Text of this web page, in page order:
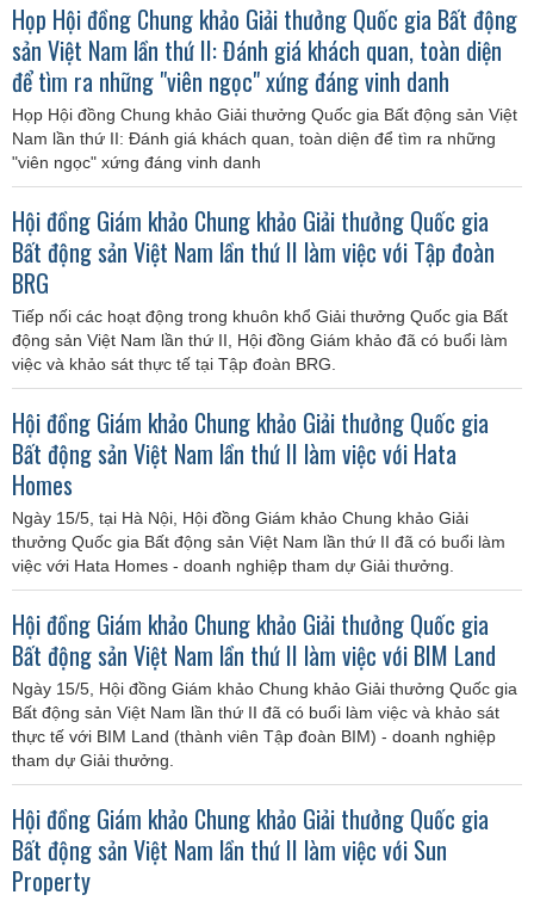
Họp Hội đồng Chung khảo Giải thưởng Quốc gia Bất động
sản Việt Nam lần thứ II: Đánh giá khách quan, toàn diện
để tìm ra những "viên ngọc" xứng đáng vinh danh
Họp Hội đồng Chung khảo Giải thưởng Quốc gia Bất động sản Việt
Nam lần thứ II: Đánh giá khách quan, toàn diện để tìm ra những
"viên ngọc" xứng đáng vinh danh
Hội đồng Giám khảo Chung khảo Giải thưởng Quốc gia
Bất động sản Việt Nam lần thứ II làm việc với Tập đoàn
BRG
Tiếp nối các hoạt động trong khuôn khổ Giải thưởng Quốc gia Bất
động sản Việt Nam lần thứ II, Hội đồng Giám khảo đã có buổi làm
việc và khảo sát thực tế tại Tập đoàn BRG.
Hội đồng Giám khảo Chung khảo Giải thưởng Quốc gia
Bất động sản Việt Nam lần thứ II làm việc với Hata
Homes
Ngày 15/5, tại Hà Nội, Hội đồng Giám khảo Chung khảo Giải
thưởng Quốc gia Bất động sản Việt Nam lần thứ II đã có buổi làm
việc với Hata Homes - doanh nghiệp tham dự Giải thưởng.
Hội đồng Giám khảo Chung khảo Giải thưởng Quốc gia
Bất động sản Việt Nam lần thứ II làm việc với BIM Land
Ngày 15/5, Hội đồng Giám khảo Chung khảo Giải thưởng Quốc gia
Bất động sản Việt Nam lần thứ II đã có buổi làm việc và khảo sát
thực tế với BIM Land (thành viên Tập đoàn BIM) - doanh nghiệp
tham dự Giải thưởng.
Hội đồng Giám khảo Chung khảo Giải thưởng Quốc gia
Bất động sản Việt Nam lần thứ II làm việc với Sun
Property